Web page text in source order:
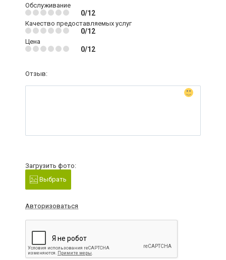
Обслуживание
0/12
Качество предоставляемых услуг
0/12
Цена
0/12
Отзыв:
Загрузить фото:
Выбрать
Авторизоваться